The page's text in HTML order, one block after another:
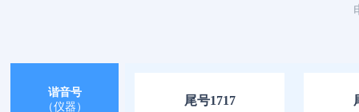
谐音号
（仪器）
尾号1717